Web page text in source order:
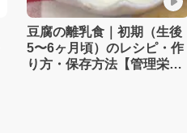
豆腐の離乳食｜初期（生後
5〜6ヶ月頃）のレシピ・作
り方・保存方法【管理栄養